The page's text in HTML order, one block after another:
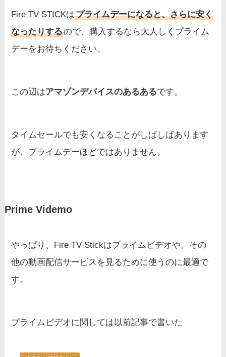
Fire TV STICKはプライムデーになると、さらに安く
なったりするので、購入するなら大人しくプライム
デーをお待ちください。
この辺はアマゾンデバイスのあるあるです。
タイムセールでも安くなることがしばしばあります
が、プライムデーほどではありません。
Prime Videmo
やっぱり、Fire TV Stickはプライムビデオや、その
他の動画配信サービスを見るために使うのに最適で
す。
プライムビデオに関しては以前記事で書いた